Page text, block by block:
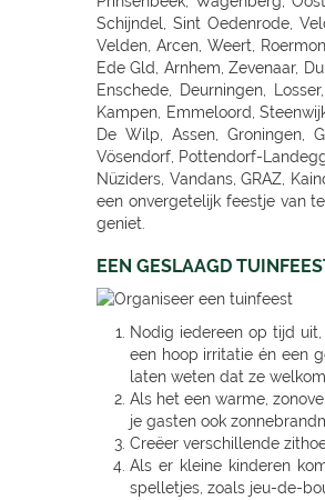
EEN GESLAAGD
Nodig iedereen op tijd
een hoop irritatie én een
laten weten dat ze
Als het een warme,
je gasten ook
Creëer verschillende
Als er kleine kinderen
spelletjes, zoals jeu-de-